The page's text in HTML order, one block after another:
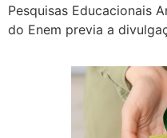
Pesquisas Educacionais
do Enem previa a